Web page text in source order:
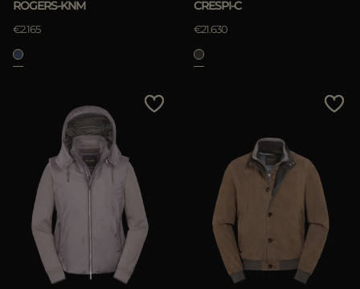
ROGERS-KNM
€2.165
CRESPI-C
€21.630